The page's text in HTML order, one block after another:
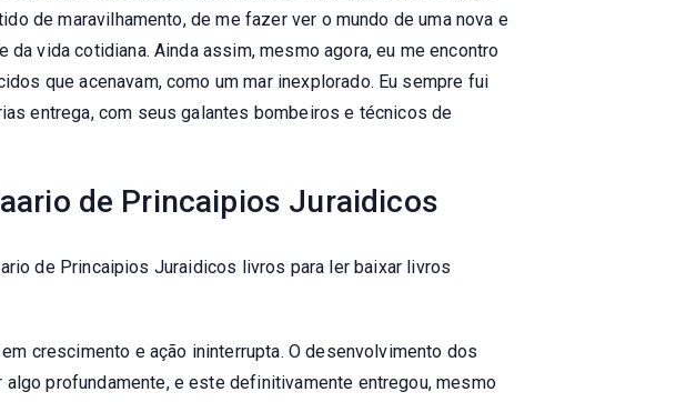
de maravilhamento, de me fazer ver o mundo de uma nova e
vida cotidiana. Ainda assim, mesmo agora, eu me encontro
que acenavam, como um mar inexplorado. Eu sempre fui
entrega, com seus galantes bombeiros e técnicos de
de Princaipios Juraidicos
de Princaipios Juraidicos livros para ler baixar livros
crescimento e ação ininterrupta. O desenvolvimento dos
profundamente, e este definitivamente entregou, mesmo